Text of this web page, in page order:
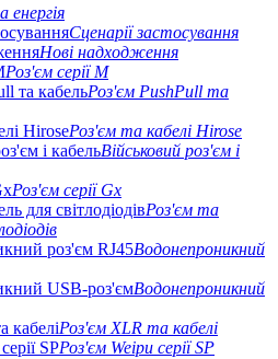
енергія
Сценарії застосування
Нові надходження
Роз'єм серії M
Роз'єм PushPull та
Роз'єм та кабелі Hirose
Військовий роз'єм і
Роз'єм серії Gx
Роз'єм та
Водонепроникний
Водонепроникний
Роз'єм XLR та кабелі
Роз'єм Weipu серії SP